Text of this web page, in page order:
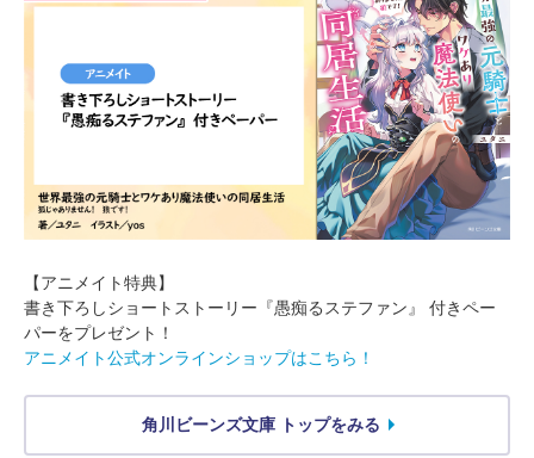
【アニメイト特典】
書き下ろしショートストーリー『愚痴るステファン』 付きペー
パーをプレゼント！
アニメイト公式オンラインショップはこちら！
角川ビーンズ文庫 トップをみる